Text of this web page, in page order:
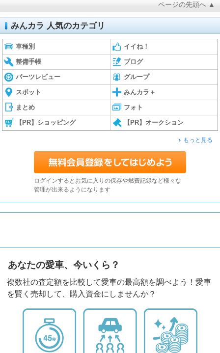
ページの先頭へ ▲
みんカラ 人気のカテゴリ
車種別 イイね！
整備手帳 ブログ
パーツレビュー グループ
スポット みんカラ＋
まとめ フォト
【PR】ショッピング 【PR】オークション
もっと見る
ログインするとお気に入りの保存や燃費記録など様々な
管理が出来るようになります
あなたの愛車、今いくら？
複数社の査定額を比較して愛車の最高額を調べよう！愛車
を賢く売却して、購入資金にしませんか？